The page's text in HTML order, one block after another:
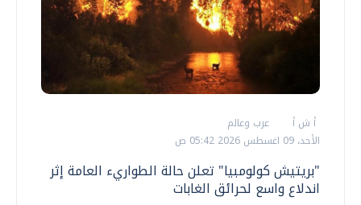
أ ش أ
عرب وعالم
الأحد، 09 اغسطس 2026 05:42 ص
"بريتيش كولومبيا" تعلن حالة الطواريء العامة إثر
اندلاع واسع لحرائق الغابات